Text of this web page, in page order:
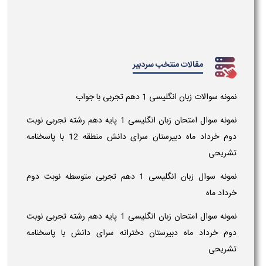
مقالات منتخب سردبیر
نمونه سوالات زبان انگلیسی 1 دهم تجربی با جواب
نمونه سوال امتحان زبان انگلیسی 1 پایه دهم رشته تجربی نوبت
دوم خرداد ماه دبیرستان سرای دانش منطقه 12 با پاسخنامه
تشریحی
نمونه سوال زبان انگلیسی 1 دهم تجربی متوسطه نوبت دوم
خرداد ماه
نمونه سوال امتحان زبان انگلیسی 1 پایه دهم رشته تجربی نوبت
دوم خرداد ماه دبیرستان دخترانه سرای دانش با پاسخنامه
تشریحی